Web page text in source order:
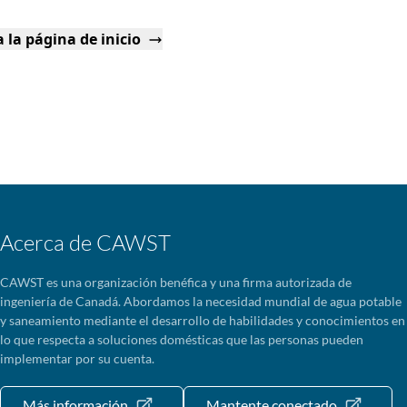
la página de inicio
Acerca de CAWST
CAWST es una organización benéfica y una firma autorizada de
ingeniería de Canadá. Abordamos la necesidad mundial de agua potable
y saneamiento mediante el desarrollo de habilidades y conocimientos en
lo que respecta a soluciones domésticas que las personas pueden
implementar por su cuenta.